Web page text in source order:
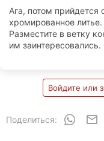
Ага, потом прийдется
хромированное
Разместите в ветку
им заинтересовались.
Войдите или
Поделиться: